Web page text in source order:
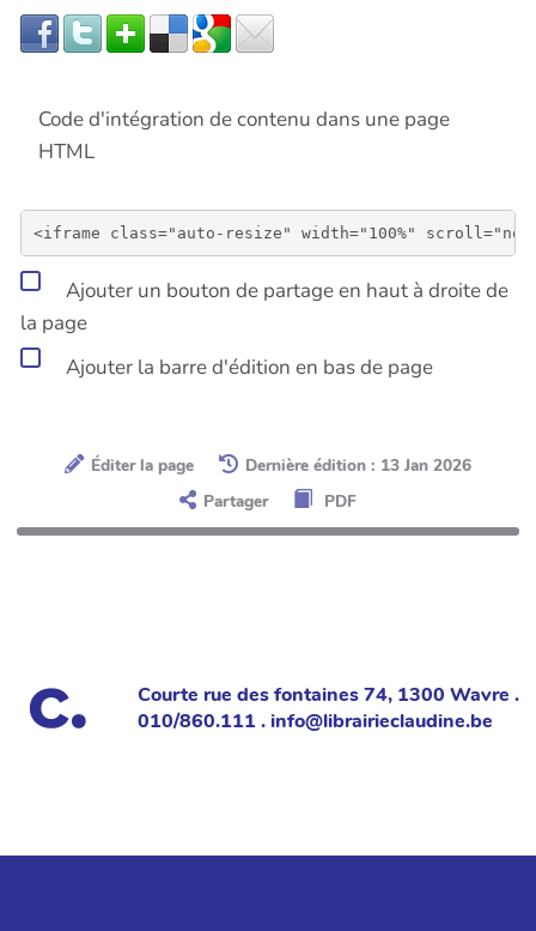
Code d'intégration de contenu dans une page
HTML
Ajouter un bouton de partage en haut à droite de
la page
Ajouter la barre d'édition en bas de page
Éditer la page
Dernière édition : 13 Jan 2026
Partager
PDF
Courte rue des fontaines 74, 1300 Wavre .
010/860.111 . info@librairieclaudine.be